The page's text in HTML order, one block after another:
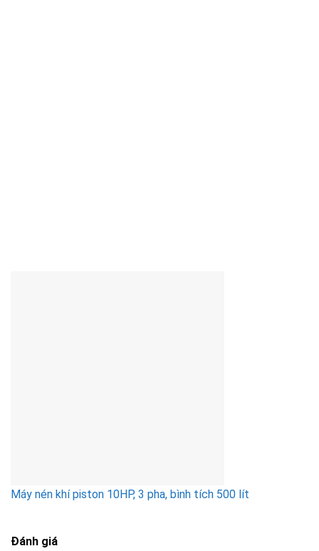
Máy nén khí piston 10HP, 3 pha, bình tích 500 lít
Đánh giá